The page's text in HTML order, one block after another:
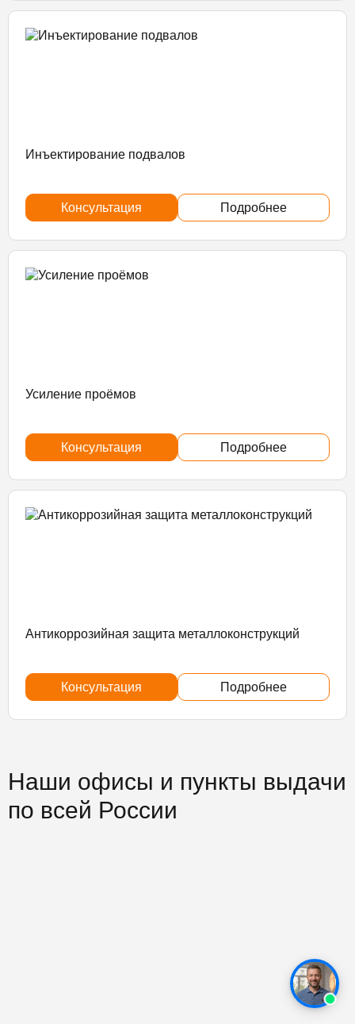
Инъектирование подвалов
Консультация Подробнее
Усиление проёмов
Консультация Подробнее
Антикоррозийная защита металлоконструкций
Консультация Подробнее
Наши офисы и пункты выдачи
по всей России